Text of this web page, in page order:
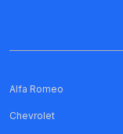
Alfa Romeo
Chevrolet